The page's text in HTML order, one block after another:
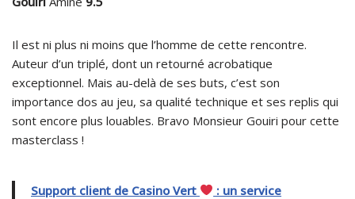
Il est ni plus ni moins que l’homme de cette rencontre.
Auteur d’un triplé, dont un retourné acrobatique
exceptionnel. Mais au-delà de ses buts, c’est son
importance dos au jeu, sa qualité technique et ses replis qui
sont encore plus louables. Bravo Monsieur Gouiri pour cette
masterclass !
Support client de Casino Vert
: un service